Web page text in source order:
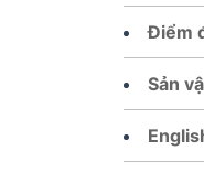
Điểm
Sản